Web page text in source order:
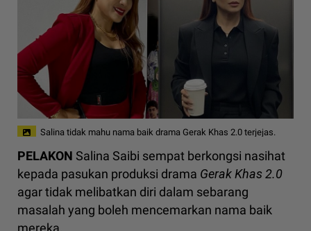
Salina tidak mahu nama baik drama Gerak Khas 2.0 terjejas.
PELAKON Salina Saibi sempat berkongsi nasihat
kepada pasukan produksi drama Gerak Khas 2.0
agar tidak melibatkan diri dalam sebarang
masalah yang boleh mencemarkan nama baik
mereka.